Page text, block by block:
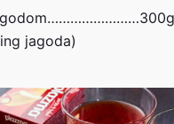
jagoda)